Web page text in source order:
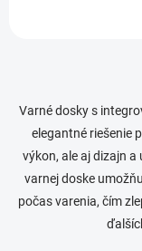
Varné dosky s
elegantné riešenie
výkon, ale aj dizajn
varnej doske
počas varenia, čím